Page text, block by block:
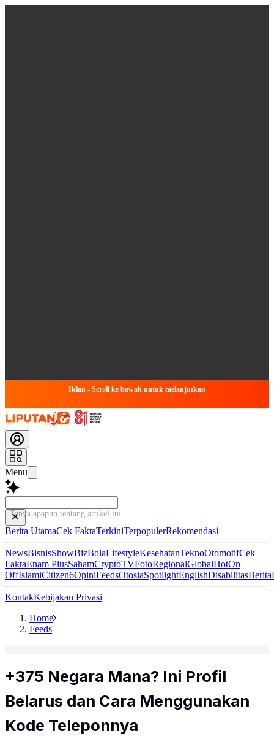
Iklan - Scroll ke bawah untuk melanjutkan
Menu
Baca
Berita UtamaCek FaktaTerkiniTerpopulerRekomendasi
NewsBisnisShowBizBolaLifestyleKesehatanTeknoOtomotifCek
FaktaEnam PlusSahamCryptoTVFotoRegionalGlobalHotOn
OffIslamiCitizen6OpiniFeedsOtosiaSpotlightEnglishDisabilitasBerita
KontakKebijakan Privasi
Home
Feeds
+375 Negara Mana? Ini Profil
Belarus dan Cara Menggunakan
Kode Teleponnya